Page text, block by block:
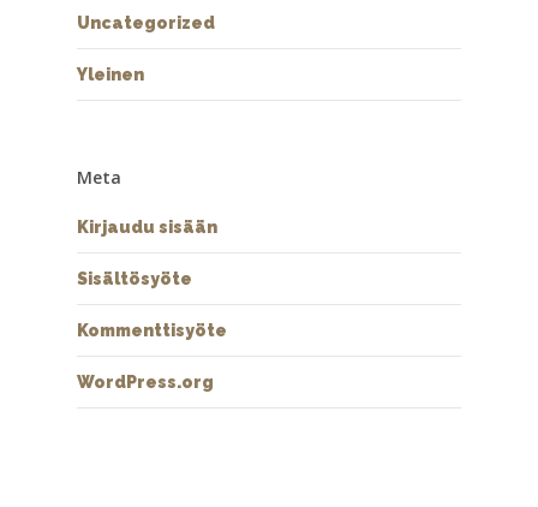
Uncategorized
Yleinen
Meta
Kirjaudu sisään
Sisältösyöte
Kommenttisyöte
WordPress.org